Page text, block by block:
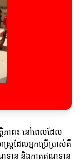
ថិភាព៖ នៅពេលដែល
ាស្ត្រ​ដែលអ្នកប្រើប្រាស់គឺ
ណទាន និងកាតឥណទាន